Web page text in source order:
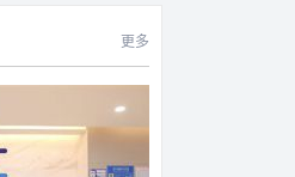
更多